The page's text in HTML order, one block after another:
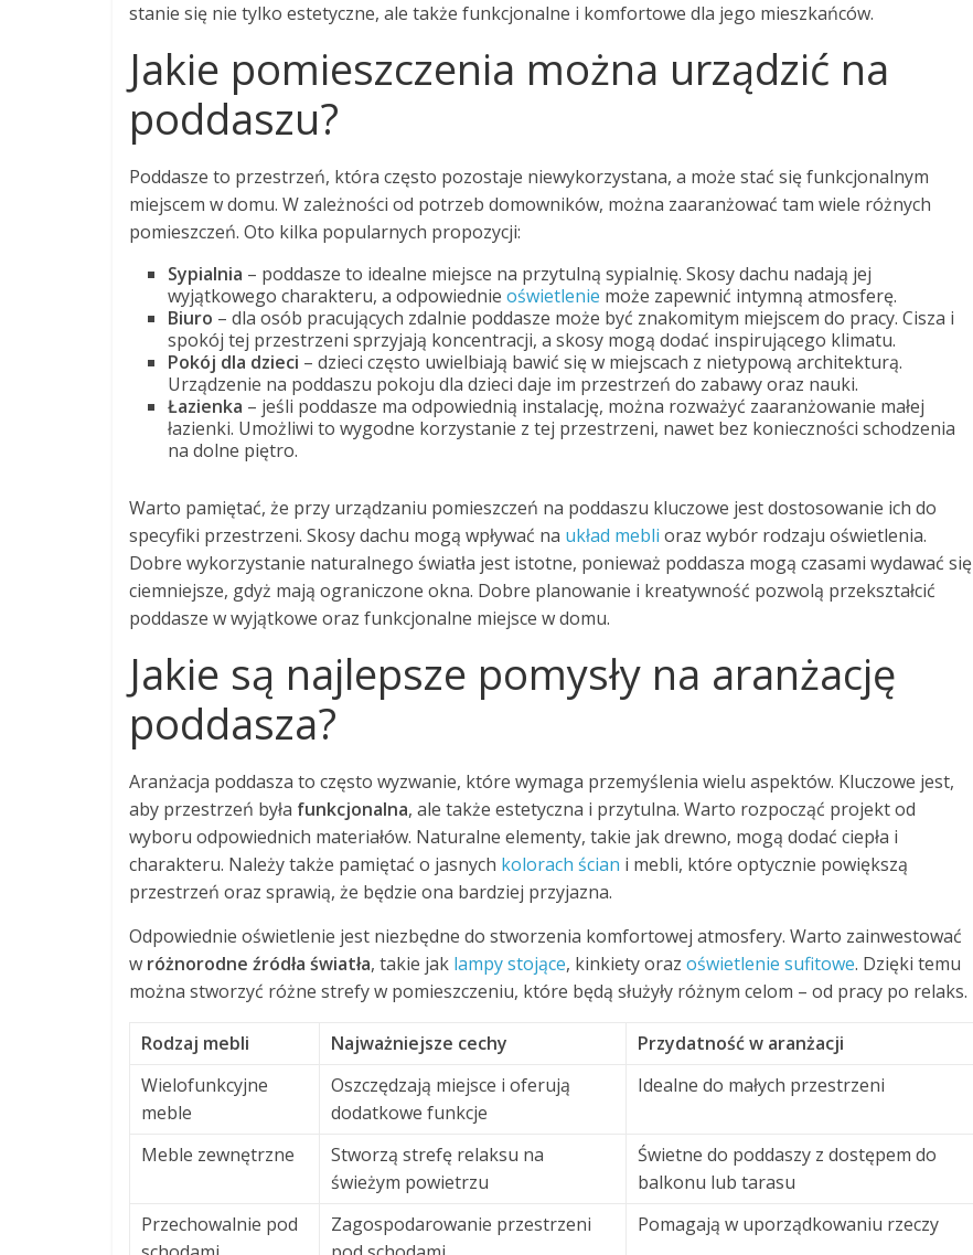
stanie się nie tylko estetyczne, ale także funkcjonalne i komfortowe dla jego mieszkańców.
Jakie pomieszczenia można urządzić na
poddaszu?
Poddasze to przestrzeń, która często pozostaje niewykorzystana, a może stać się funkcjonalnym
miejscem w domu. W zależności od potrzeb domowników, można zaaranżować tam wiele różnych
pomieszczeń. Oto kilka popularnych propozycji:
Sypialnia – poddasze to idealne miejsce na przytulną sypialnię. Skosy dachu nadają jej
wyjątkowego charakteru, a odpowiednie oświetlenie może zapewnić intymną atmosferę.
Biuro – dla osób pracujących zdalnie poddasze może być znakomitym miejscem do pracy. Cisza i
spokój tej przestrzeni sprzyjają koncentracji, a skosy mogą dodać inspirującego klimatu.
Pokój dla dzieci – dzieci często uwielbiają bawić się w miejscach z nietypową architekturą.
Urządzenie na poddaszu pokoju dla dzieci daje im przestrzeń do zabawy oraz nauki.
Łazienka – jeśli poddasze ma odpowiednią instalację, można rozważyć zaaranżowanie małej
łazienki. Umożliwi to wygodne korzystanie z tej przestrzeni, nawet bez konieczności schodzenia
na dolne piętro.
Warto pamiętać, że przy urządzaniu pomieszczeń na poddaszu kluczowe jest dostosowanie ich do
specyfiki przestrzeni. Skosy dachu mogą wpływać na układ mebli oraz wybór rodzaju oświetlenia.
Dobre wykorzystanie naturalnego światła jest istotne, ponieważ poddasza mogą czasami wydawać się
ciemniejsze, gdyż mają ograniczone okna. Dobre planowanie i kreatywność pozwolą przekształcić
poddasze w wyjątkowe oraz funkcjonalne miejsce w domu.
Jakie są najlepsze pomysły na aranżację
poddasza?
Aranżacja poddasza to często wyzwanie, które wymaga przemyślenia wielu aspektów. Kluczowe jest,
aby przestrzeń była funkcjonalna, ale także estetyczna i przytulna. Warto rozpocząć projekt od
wyboru odpowiednich materiałów. Naturalne elementy, takie jak drewno, mogą dodać ciepła i
charakteru. Należy także pamiętać o jasnych kolorach ścian i mebli, które optycznie powiększą
przestrzeń oraz sprawią, że będzie ona bardziej przyjazna.
Odpowiednie oświetlenie jest niezbędne do stworzenia komfortowej atmosfery. Warto zainwestować
w różnorodne źródła światła, takie jak lampy stojące, kinkiety oraz oświetlenie sufitowe. Dzięki temu
można stworzyć różne strefy w pomieszczeniu, które będą służyły różnym celom – od pracy po relaks.
Rodzaj mebli Najważniejsze cechy
Przydatność w aranżacji
Wielofunkcyjne
meble
Oszczędzają miejsce i oferują
dodatkowe funkcje
Idealne do małych przestrzeni
Meble zewnętrzne
Stworzą strefę relaksu na
świeżym powietrzu
Świetne do poddaszy z dostępem do
balkonu lub tarasu
Przechowalnie pod
Zagospodarowanie przestrzeni
Pomagają w uporządkowaniu rzeczy